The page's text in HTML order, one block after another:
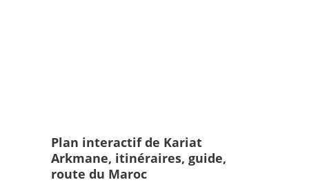
Plan interactif de Kariat
Arkmane, itinéraires, guide,
route du Maroc